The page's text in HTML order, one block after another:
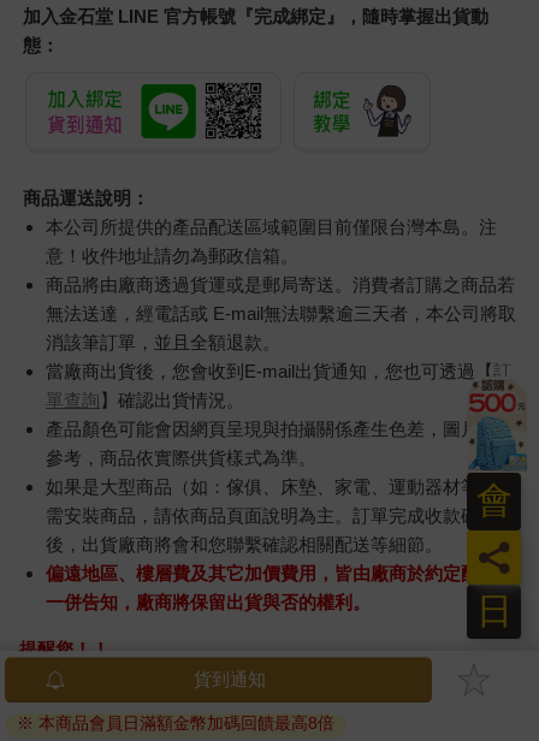
加入金石堂 LINE 官方帳號『完成綁定』，隨時掌握出貨動
態：
商品運送說明：
本公司所提供的產品配送區域範圍目前僅限台灣本島。注
意！收件地址請勿為郵政信箱。
商品將由廠商透過貨運或是郵局寄送。消費者訂購之商品若
無法送達，經電話或 E-mail無法聯繫逾三天者，本公司將取
消該筆訂單，並且全額退款。
當廠商出貨後，您會收到E-mail出貨通知，您也可透過【訂
單查詢】確認出貨情況。
產品顏色可能會因網頁呈現與拍攝關係產生色差，圖片僅供
參考，商品依實際供貨樣式為準。
如果是大型商品（如：傢俱、床墊、家電、運動器材等）及
需安裝商品，請依商品頁面說明為主。訂單完成收款確認
後，出貨廠商將會和您聯繫確認相關配送等細節。
偏遠地區、樓層費及其它加價費用，皆由廠商於約定配送時
一併告知，廠商將保留出貨與否的權利。
提醒您！！
金石堂及銀行均不會請您操作ATM! 如接獲電話要求您前往
ATM提款機，請不要聽從指示，以免受騙上當！
日
員
會